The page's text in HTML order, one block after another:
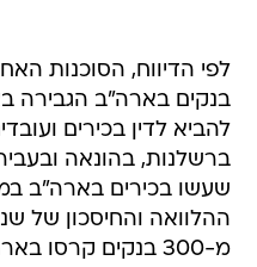
לפי הדיווח, הסוכנות
בנקים בארה"ב הגבירה
להביא לדין בכירים
ברשלנות, בהונאה
שעשו בכירים בארה"ב